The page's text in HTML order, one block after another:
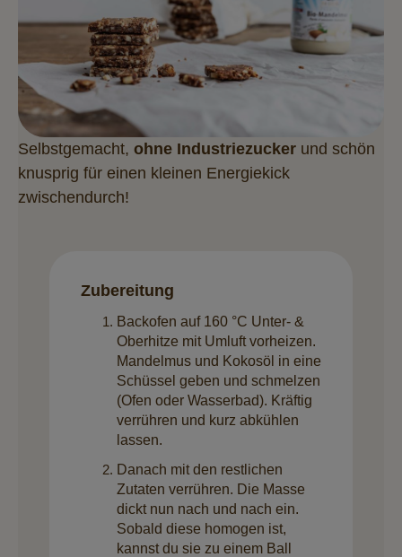
Selbstgemacht, ohne Industriezucker und schön
knusprig für einen kleinen Energiekick
zwischendurch!
Zubereitung
Backofen auf 160 °C Unter- &
Oberhitze mit Umluft vorheizen.
Mandelmus und Kokosöl in eine
Schüssel geben und schmelzen
(Ofen oder Wasserbad). Kräftig
verrühren und kurz abkühlen
lassen.
Danach mit den restlichen
Zutaten verrühren. Die Masse
dickt nun nach und nach ein.
Sobald diese homogen ist,
kannst du sie zu einem Ball